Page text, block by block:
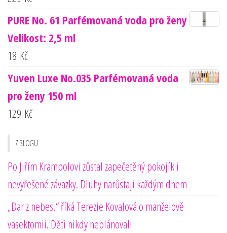
PURE No. 61 Parfémovaná voda pro ženy
Velikost: 2,5 ml
18 Kč
Yuven Luxe No.035 Parfémovaná voda
pro ženy 150 ml
129 Kč
Z BLOGU
Po Jiřím Krampolovi zůstal zapečetěný pokojík i
nevyřešené závazky. Dluhy narůstají každým dnem
„Dar z nebes,“ říká Terezie Kovalová o manželově
vasektomii. Děti nikdy neplánovali